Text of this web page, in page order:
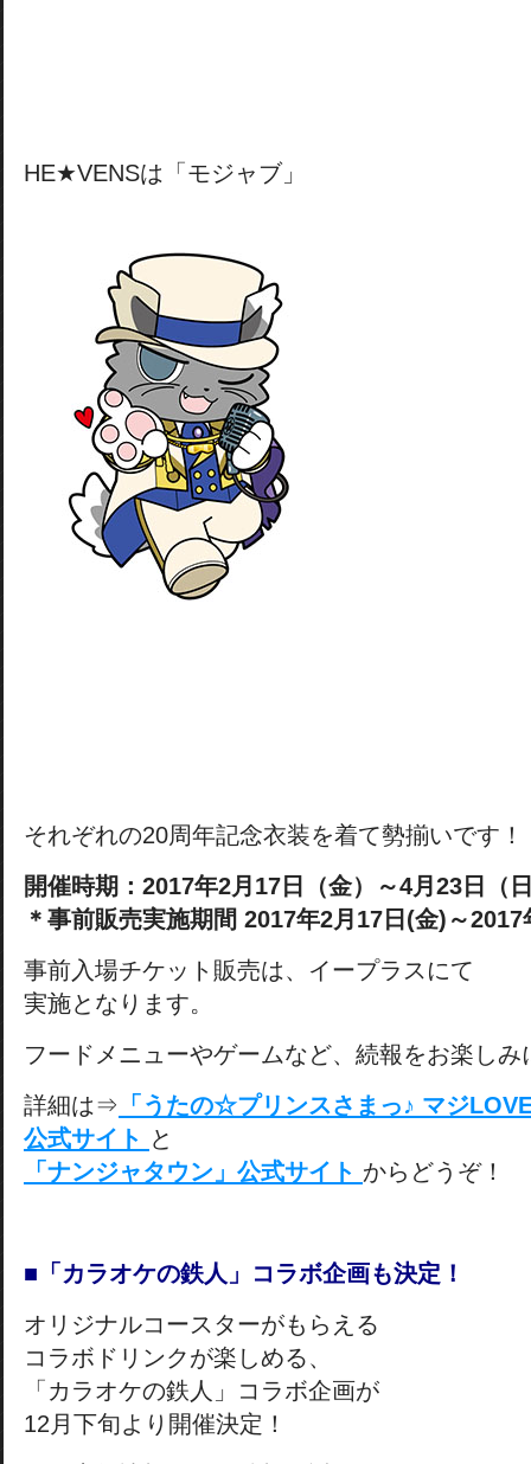
HE★VENSは「モジャブ」
それぞれの20周年記念衣装を着て勢揃いです！
開催時期：2017年2月17日（金）～4月23日（
＊事前販売実施期間 2017年2月17日(金)～
事前入場チケット販売は、イープラスにて
実施となります。
フードメニューやゲームなど、続報をお楽しみ
詳細は⇒ 「うたの☆プリンスさまっ♪ マジ
公式サイト と
「ナンジャタウン」公式サイト からどうぞ！
■「カラオケの鉄人」コラボ企画も決定！
オリジナルコースターがもらえる
コラボドリンクが楽しめる、
「カラオケの鉄人」コラボ企画が
12月下旬より開催決定！